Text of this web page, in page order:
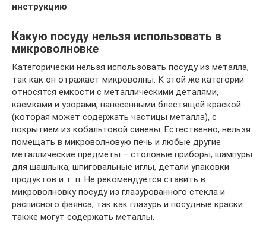
инструкцию
Какую посуду нельзя использовать в
микроволновке
Категорически нельзя использовать посуду из металла,
так как он отражает микроволны. К этой же категории
относятся емкости с металлическими деталями,
каемками и узорами, нанесенными блестящей краской
(которая может содержать частицы металла), с
покрытием из кобальтовой синевы. Естественно, нельзя
помещать в микроволновую печь и любые другие
металлические предметы – столовые приборы, шампуры
для шашлыка, шпиговальные иглы, детали упаковки
продуктов и т. п. Не рекомендуется ставить в
микроволновку посуду из глазурованного стекла и
расписного фаянса, так как глазурь и посудные краски
также могут содержать металлы.